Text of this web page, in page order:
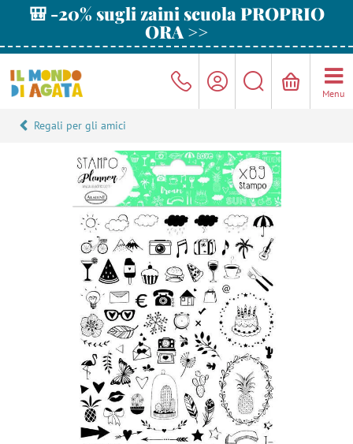
🎒 -20% sugli zaini scuola PROPRIO
ORA >>
Menu
Regali per gli amici